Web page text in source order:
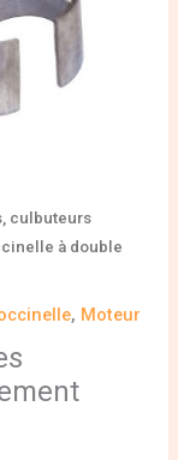
culbuteurs
à double
, Moteur